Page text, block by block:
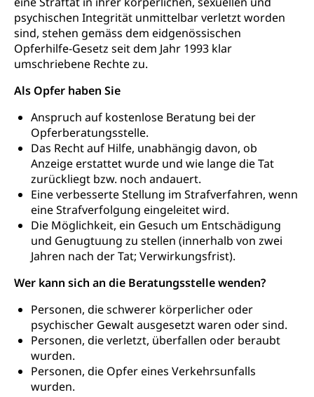
psychischen Integrität unmittelbar verletzt worden
sind, stehen gemäss dem eidgenössischen
Opferhilfe-Gesetz seit dem Jahr 1993 klar
umschriebene Rechte zu.
Als Opfer haben Sie
Anspruch auf kostenlose Beratung bei der
Opferberatungsstelle.
Das Recht auf Hilfe, unabhängig davon, ob
Anzeige erstattet wurde und wie lange die Tat
zurückliegt bzw. noch andauert.
Eine verbesserte Stellung im Strafverfahren, wenn
eine Strafverfolgung eingeleitet wird.
Die Möglichkeit, ein Gesuch um Entschädigung
und Genugtuung zu stellen (innerhalb von zwei
Jahren nach der Tat; Verwirkungsfrist).
Wer kann sich an die Beratungsstelle wenden?
Personen, die schwerer körperlicher oder
psychischer Gewalt ausgesetzt waren oder sind.
Personen, die verletzt, überfallen oder beraubt
wurden.
Personen, die Opfer eines Verkehrsunfalls
wurden.
Frühe Sprachförderung
Kindergarten & Basisstufe
Frühe Förderung
Konsumentenschutz
Konsumentenrechte, Produktsicherheit,
Konsumentenorganisation, parallele Einfuhr,
regionale Erschöpfung, nationale Erschöpfung,
internationale Erschöpfung, Preisabsprache, Kartell,
Cassis-deDijon-Prinzip
Lebensmittelkontrolle und
Verbraucherschutz
Krankenversicherung
Unfallversicherung, Berufsunfallversicherung,
Krankheit, Unfall, Prämienverbilligung,
Krankenkasse
Krankenversicherung (WAS Luzern)
Prämienverbilligung (WAS Luzern)
Obligatorische Krankenversicherung (WAS
Luzern)
Kranken- und Unfallversicherung
Lebensmittelsicherheit
sichere Lebensmittel, Lebensmittelkontrolle,
Lebensmittelhygiene, Produktesicherheit
Trinkwasser
Lebensmittel
Prävention
Gesundheitsvorsorge, Wellness, Unfallverhütung,
Suchtprävention, Alkoholprävention,
Tabakprävention, Primärprävention,
Sekundärprävention, Tertiärprävention